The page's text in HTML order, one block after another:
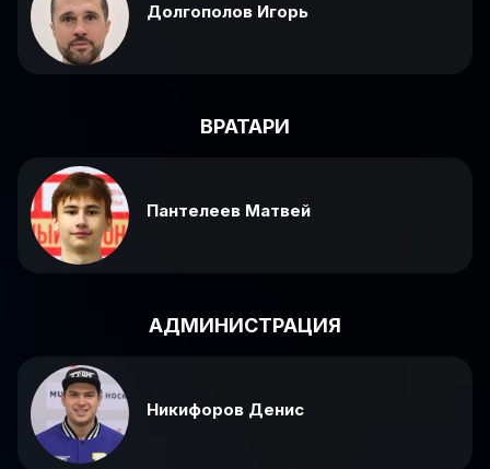
Долгополов Игорь
ВРАТАРИ
Пантелеев Матвей
АДМИНИСТРАЦИЯ
Никифоров Денис